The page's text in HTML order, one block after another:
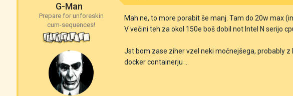
G-Man
Prepare for unforeskin
cum-sequences!
Mah ne, to more porabit še manj. Tam do 20w max
V večini teh za okol 150e boš dobil not Intel N serijo
Jst bom zase ziher vzel neki močnejšega, probably
docker containerju ...